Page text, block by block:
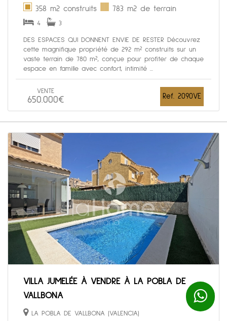
358 m2 construits 783 m2 de terrain
4 3
DES ESPACES QUI DONNENT ENVIE DE RESTER Découvrez
cette magnifique propriété de 292 m² construits sur un
vaste terrain de 780 m², conçue pour profiter de chaque
espace en famille avec confort, intimité ...
VENTE
650.000€ Ref. 2090VE
VILLA JUMELÉE À VENDRE À LA POBLA DE
VALLBONA
LA POBLA DE VALLBONA (VALENCIA)